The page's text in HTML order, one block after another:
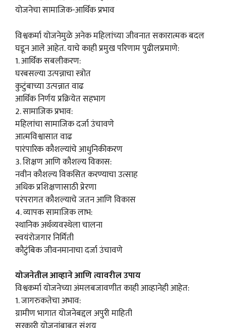
योजनेचा सामाजिक-आर्थिक प्रभाव
विश्वकर्मा योजनेमुळे अनेक महिलांच्या जीवनात सकारात्मक बदल
घडून आले आहेत. याचे काही प्रमुख परिणाम पुढीलप्रमाणे:
1. आर्थिक सबलीकरण:
घरबसल्या उत्पन्नाचा स्त्रोत
कुटुंबाच्या उत्पन्नात वाढ
आर्थिक निर्णय प्रक्रियेत सहभाग
2. सामाजिक प्रभाव:
महिलांचा सामाजिक दर्जा उंचावणे
आत्मविश्वासात वाढ
पारंपारिक कौशल्यांचे आधुनिकीकरण
3. शिक्षण आणि कौशल्य विकास:
नवीन कौशल्य विकसित करण्याचा उत्साह
अधिक प्रशिक्षणासाठी प्रेरणा
परंपरागत कौशल्याचे जतन आणि विकास
4. व्यापक सामाजिक लाभ:
स्थानिक अर्थव्यवस्थेला चालना
स्वयंरोजगार निर्मिती
कौटुंबिक जीवनमानाचा दर्जा उंचावणे
योजनेतील आव्हाने आणि त्यावरील उपाय
विश्वकर्मा योजनेच्या अंमलबजावणीत काही आव्हानेही आहेत:
1. जागरुकतेचा अभाव:
ग्रामीण भागात योजनेबद्दल अपुरी माहिती